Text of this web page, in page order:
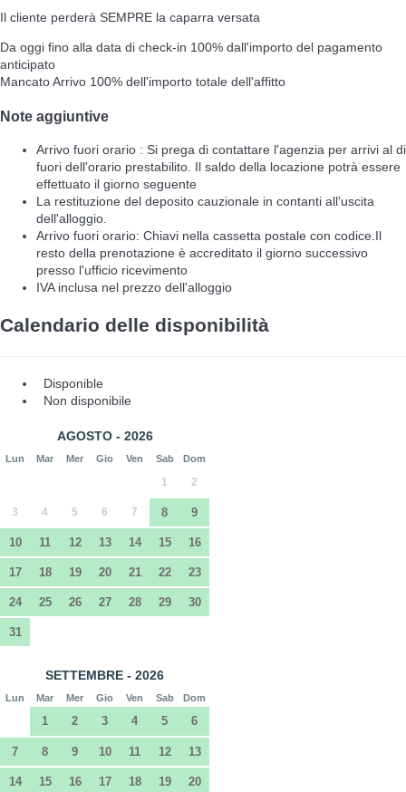
Il cliente perderà SEMPRE la caparra versata
Da oggi fino alla data di check-in 100% dall'importo del pagamento
anticipato
Mancato Arrivo 100% dell'importo totale dell'affitto
Note aggiuntive
Arrivo fuori orario : Si prega di contattare l'agenzia per arrivi al di
fuori dell'orario prestabilito. Il saldo della locazione potrà essere
effettuato il giorno seguente
La restituzione del deposito cauzionale in contanti all'uscita
dell'alloggio.
Arrivo fuori orario: Chiavi nella cassetta postale con codice.Il
resto della prenotazione è accreditato il giorno successivo
presso l'ufficio ricevimento
IVA inclusa nel prezzo dell'alloggio
Calendario delle disponibilità
Disponible
Non disponibile
AGOSTO - 2026
Lun Mar Mer Gio Ven Sab Dom
1 2
3 4 5 6 7 8 9
10 11 12 13 14 15 16
17 18 19 20 21 22 23
24 25 26 27 28 29 30
31
SETTEMBRE - 2026
Lun Mar Mer Gio Ven Sab Dom
1 2 3 4 5 6
7 8 9 10 11 12 13
14 15 16 17 18 19 20